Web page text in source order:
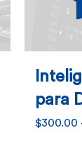
para
$300.00